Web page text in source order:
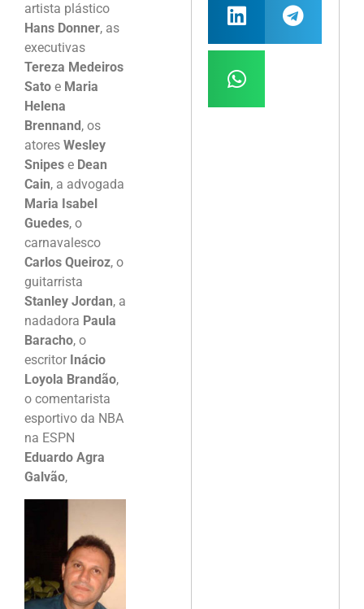
artista plástico
Hans Donner, as
executivas
Tereza Medeiros
Sato e Maria
Helena
Brennand , os
atores Wesley
Snipes e Dean
Cain, a advogada
Maria Isabel
Guedes, o
carnavalesco
Carlos Queiroz, o
guitarrista
Stanley Jordan, a
nadadora Paula
Baracho, o
escritor Inácio
Loyola Brandão,
o comentarista
esportivo da NBA
na ESPN
Eduardo Agra
Galvão,